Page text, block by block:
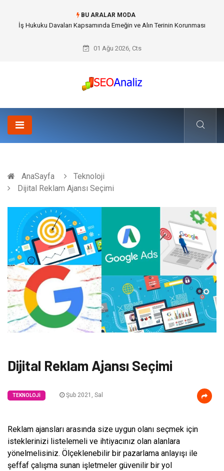
BU ARALAR MODA
Best Security Software (En İyi Güvenlik Yazılımı) ile Uzaktan Çalışmada
01 Ağu 2026, Cts
AnaSayfa
Teknoloji
Dijital Reklam Ajansı Seçimi
Dijital Reklam Ajansı Seçimi
TEKNOLOJI Şub 2021, Sal
Reklam ajansları arasında size uygun olanı seçmek için
isteklerinizi listelemeli ve ihtiyacınız olan alanlara
yönelmelisiniz. Ölçeklenebilir bir pazarlama anlayışı ile
şeffaf çalışma sunan işletmeler güvenilir bir yol